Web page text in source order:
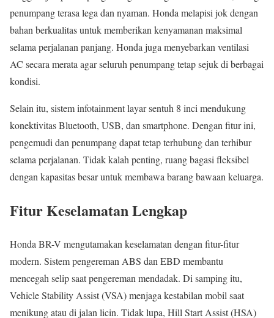
penumpang terasa lega dan nyaman. Honda melapisi jok dengan
bahan berkualitas untuk memberikan kenyamanan maksimal
selama perjalanan panjang. Honda juga menyebarkan ventilasi
AC secara merata agar seluruh penumpang tetap sejuk di berbagai
kondisi.
Selain itu, sistem infotainment layar sentuh 8 inci mendukung
konektivitas Bluetooth, USB, dan smartphone. Dengan fitur ini,
pengemudi dan penumpang dapat tetap terhubung dan terhibur
selama perjalanan. Tidak kalah penting, ruang bagasi fleksibel
dengan kapasitas besar untuk membawa barang bawaan keluarga.
Fitur Keselamatan Lengkap
Honda BR-V mengutamakan keselamatan dengan fitur-fitur
modern. Sistem pengereman ABS dan EBD membantu
mencegah selip saat pengereman mendadak. Di samping itu,
Vehicle Stability Assist (VSA) menjaga kestabilan mobil saat
menikung atau di jalan licin. Tidak lupa, Hill Start Assist (HSA)